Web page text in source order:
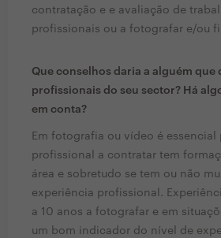
contratação e e avaliação de
profissionais ou a fotografar e/ou
Que conselhos daria a alguém que
profissionais do seu sector? Há
em conta?
Em fotografia ou vídeo é essencial
profissional a contratar tem
área e sobretudo se tem ou não
experiência profissional.
a 10 anos a fotografar e em
um bom indicador do nível de